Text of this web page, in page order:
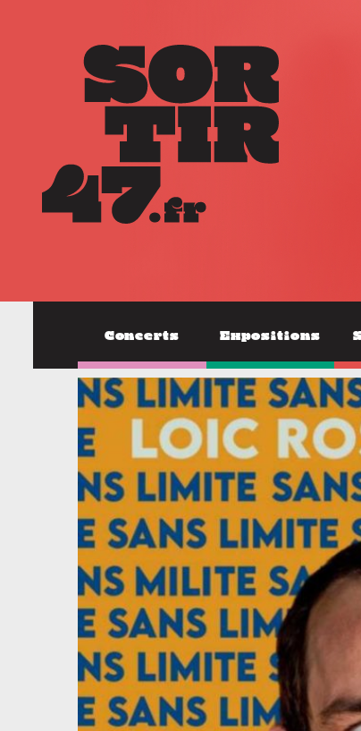
Concerts Expositions